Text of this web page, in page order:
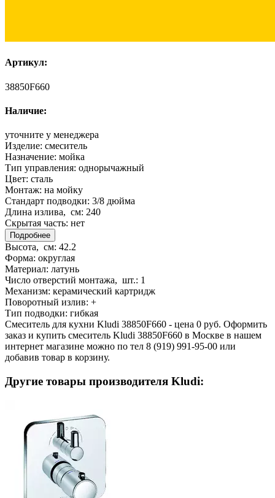
Артикул:
38850F660
Наличие:
уточните у менеджера
Изделие: смеситель
Назначение: мойка
Тип управления: однорычажный
Цвет: сталь
Монтаж: на мойку
Стандарт подводки: 3/8 дюйма
Длина излива, см: 240
Скрытая часть: нет
Подробнее
Высота, см: 42.2
Форма: округлая
Материал: латунь
Число отверстий монтажа, шт.: 1
Механизм: керамический картридж
Поворотный излив: +
Тип подводки: гибкая
Смеситель для кухни Kludi 38850F660 - цена 0 руб. Оформить
заказ и купить смеситель Kludi 38850F660 в Москве в нашем
интернет магазине можно по тел 8 (919) 991-95-00 или
добавив товар в корзину.
Другие товары производителя Kludi: